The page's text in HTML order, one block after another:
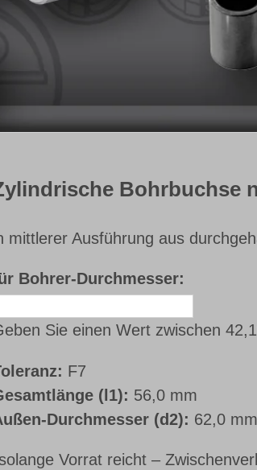
Bohrbuchse
mittlerer Ausführung aus
Bohrer-Durchmesser:
Sie einen Wert zwischen
F7
(l1): 56,0 mm
Durchmesser (d2): 62,0 mm
Vorrat reicht –